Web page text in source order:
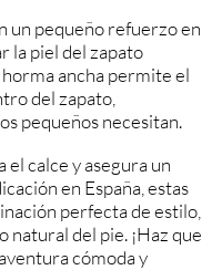
un pequeño refuerzo en
la piel del zapato
ancha permite el
del zapato,
pequeños necesitan.
calce y asegura un
en España, estas
perfecta de estilo,
del pie. ¡Haz que
cómoda y